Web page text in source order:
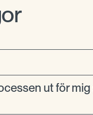
ut för